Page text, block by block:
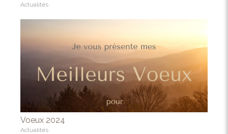
Actualités
Voeux 2024
Actualités